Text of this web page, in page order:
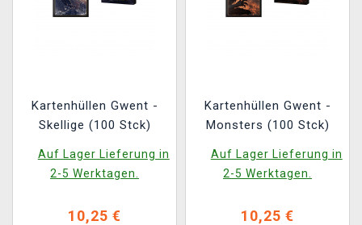
Kartenhüllen Gwent -
Skellige (100 Stck)
Auf Lager Lieferung in
2-5 Werktagen.
10,25 €
Kartenhüllen Gwent -
Monsters (100 Stck)
Auf Lager Lieferung in
2-5 Werktagen.
10,25 €